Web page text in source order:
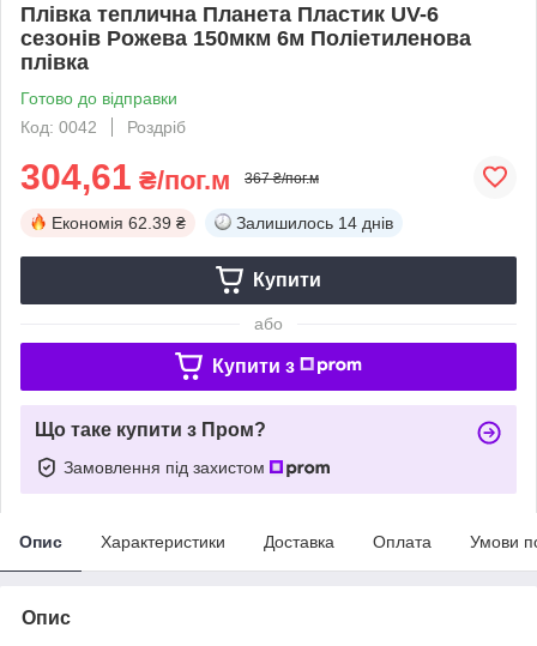
Плівка теплична Планета Пластик UV-6
сезонів Рожева 150мкм 6м Поліетиленова
плівка
Готово до відправки
Код: 0042
Роздріб
304,61 ₴/пог.м 367 ₴/пог.м
Економія 62.39 ₴ Залишилось 14 днів
Купити
або
Купити з
Що таке купити з Пром?
Замовлення під захистом
Опис Характеристики Доставка Оплата Умови
Опис